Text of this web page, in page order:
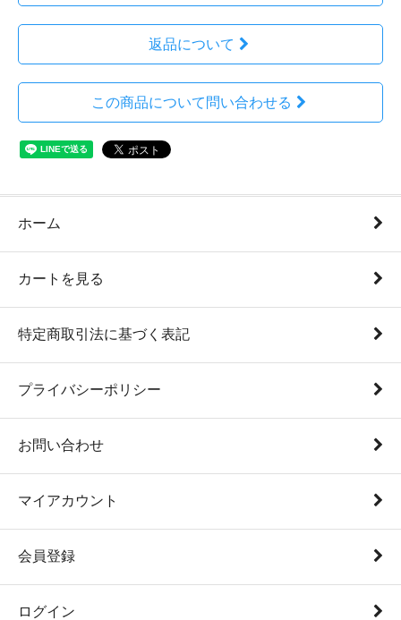
返品について
この商品について問い合わせる
ホーム
カートを見る
特定商取引法に基づく表記
プライバシーポリシー
お問い合わせ
マイアカウント
会員登録
ログイン